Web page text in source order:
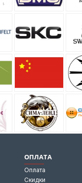
ОПЛАТА
Оплата
Скидки